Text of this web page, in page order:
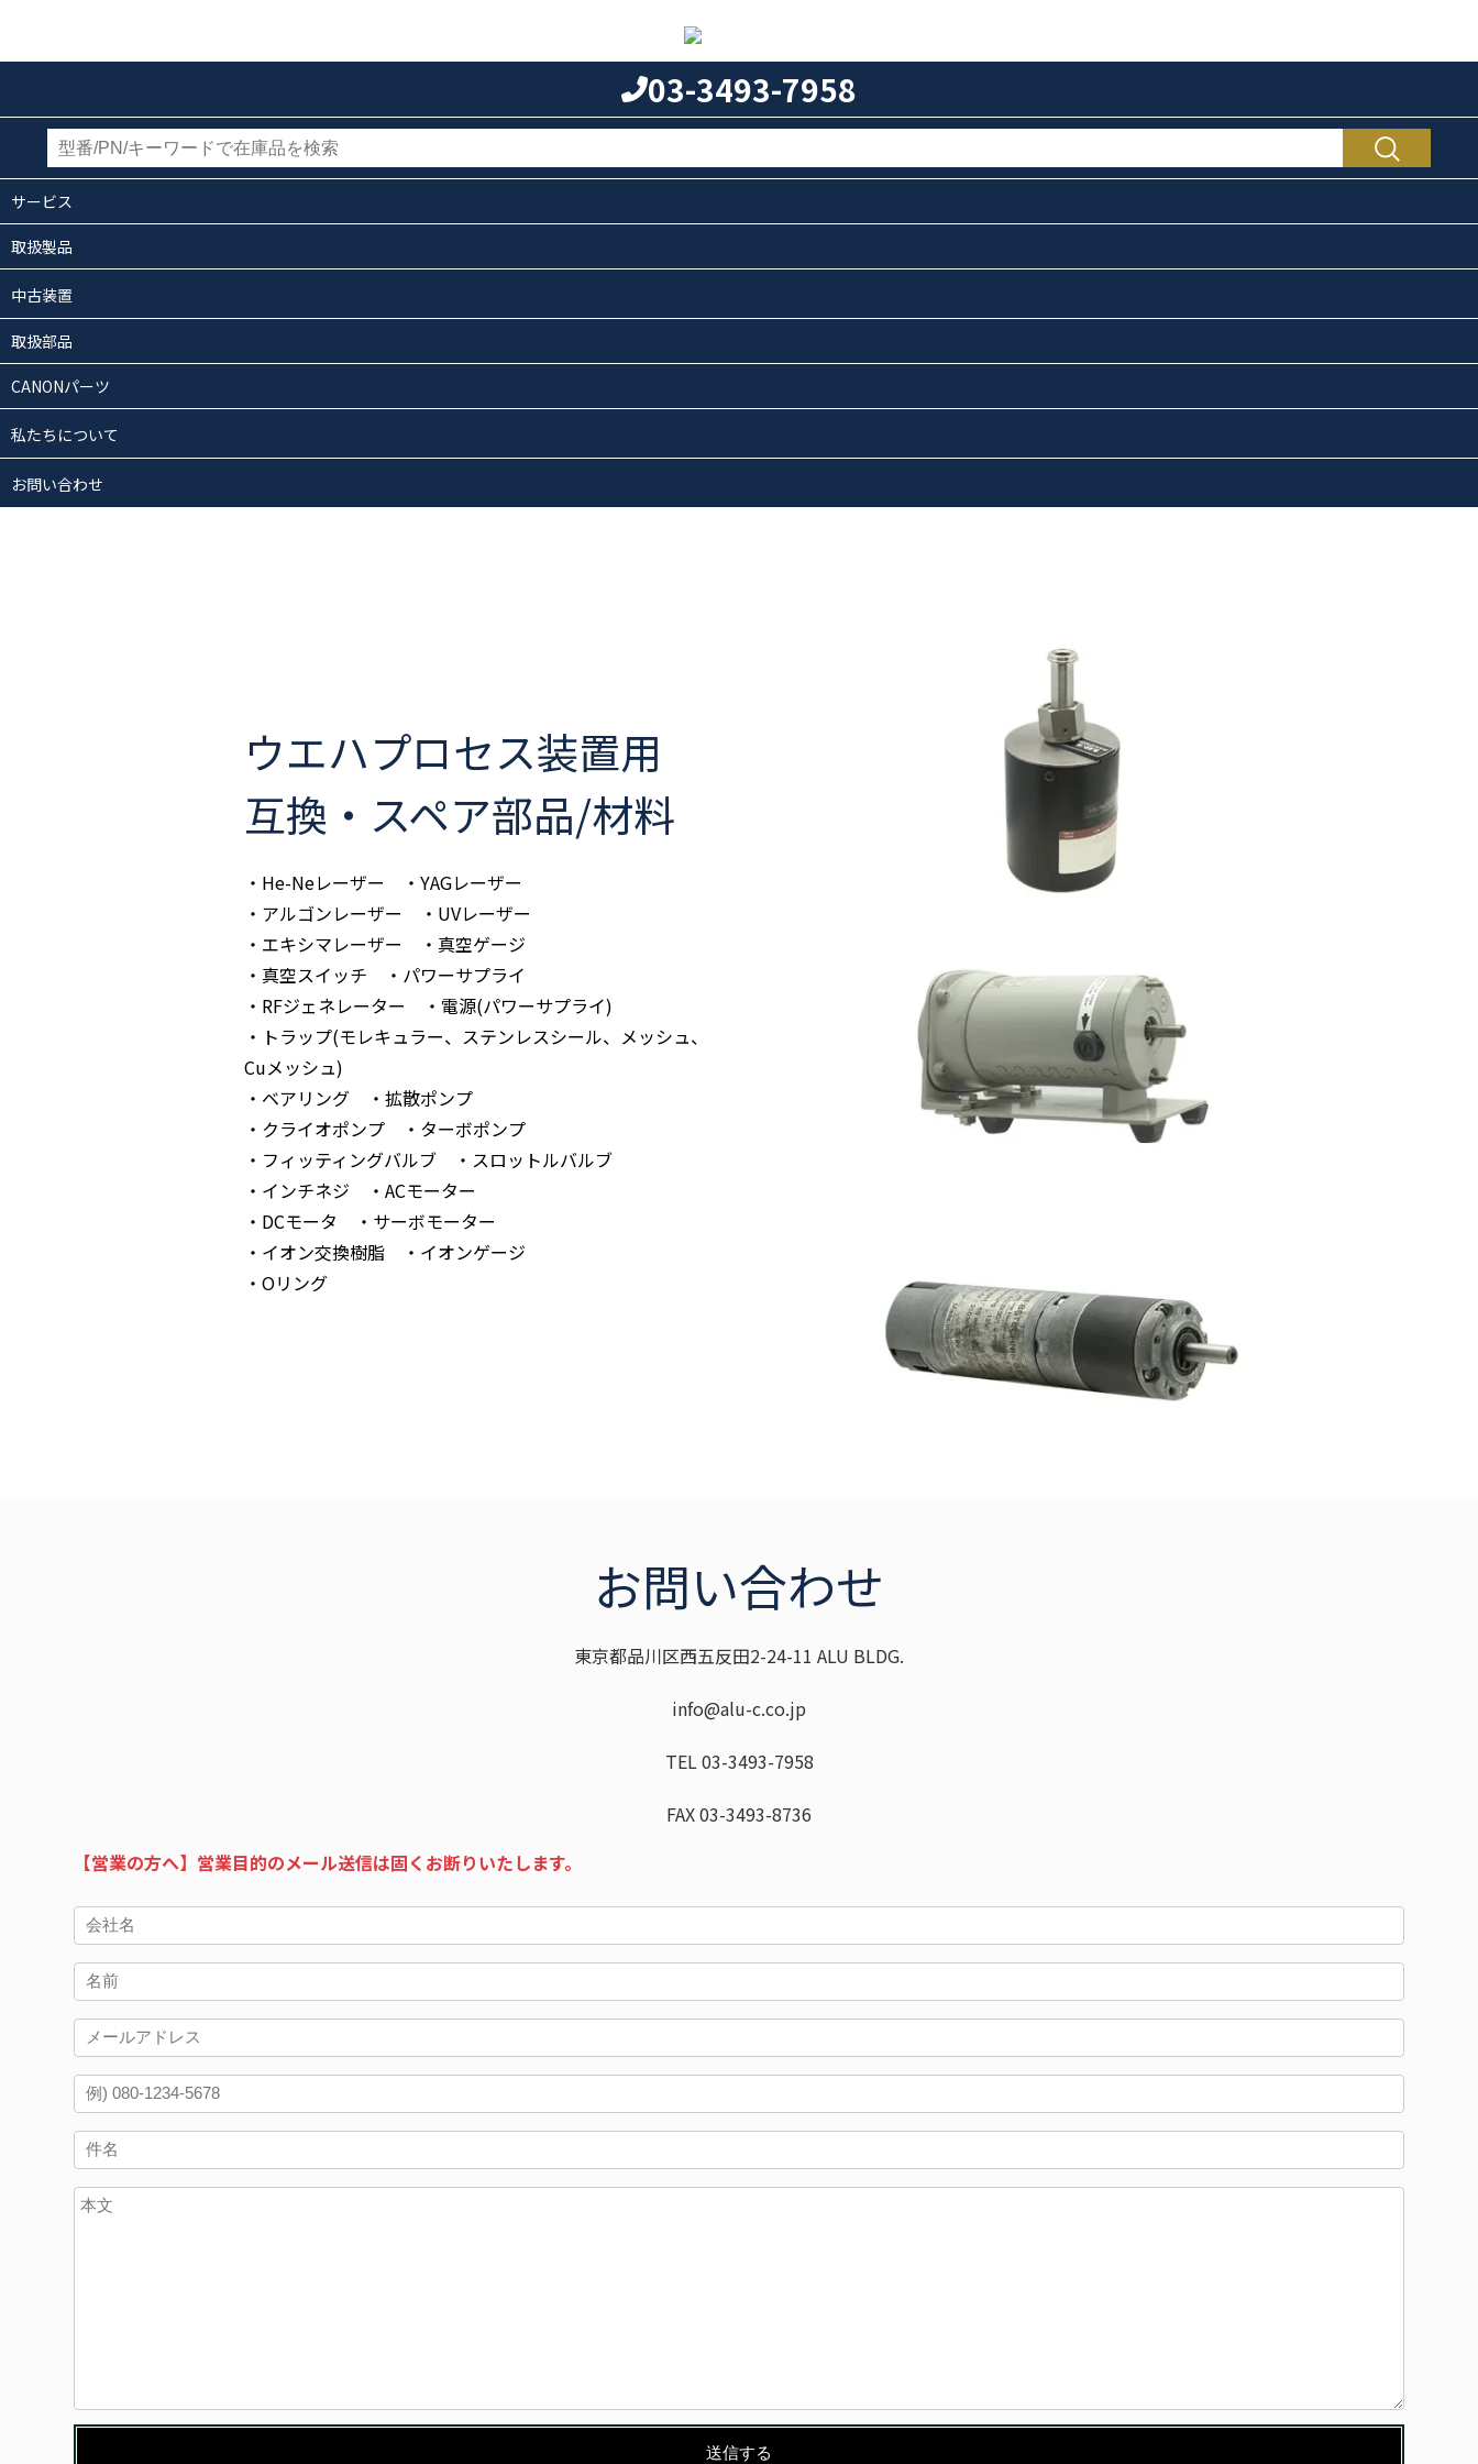
03-3493-7958
サービス
取扱製品
中古装置
取扱部品
CANONパーツ
私たちについて
お問い合わせ
ウエハプロセス装置用
互換・スペア部品/材料
・He-Neレーザー ・YAGレーザー
・アルゴンレーザー ・UVレーザー
・エキシマレーザー ・真空ゲージ
・真空スイッチ ・パワーサプライ
・RFジェネレーター ・電源(パワーサプライ)
・トラップ(モレキュラー、ステンレスシール、メッシュ、
Cuメッシュ)
・ベアリング ・拡散ポンプ
・クライオポンプ ・ターボポンプ
・フィッティングバルブ ・スロットルバルブ
・インチネジ ・ACモーター
・DCモータ ・サーボモーター
・イオン交換樹脂 ・イオンゲージ
・Oリング
お問い合わせ
東京都品川区西五反田2-24-11 ALU BLDG.
info@alu-c.co.jp
TEL 03-3493-7958
FAX 03-3493-8736
【営業の方へ】営業目的のメール送信は固くお断りいたします。